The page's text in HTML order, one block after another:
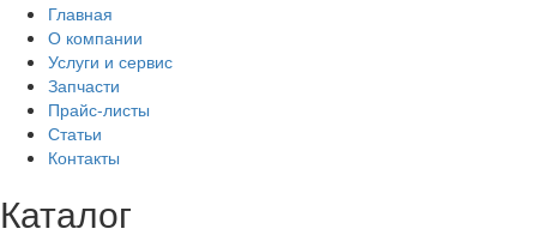
Главная
О компании
Услуги и сервис
Запчасти
Прайс-листы
Статьи
Контакты
Каталог